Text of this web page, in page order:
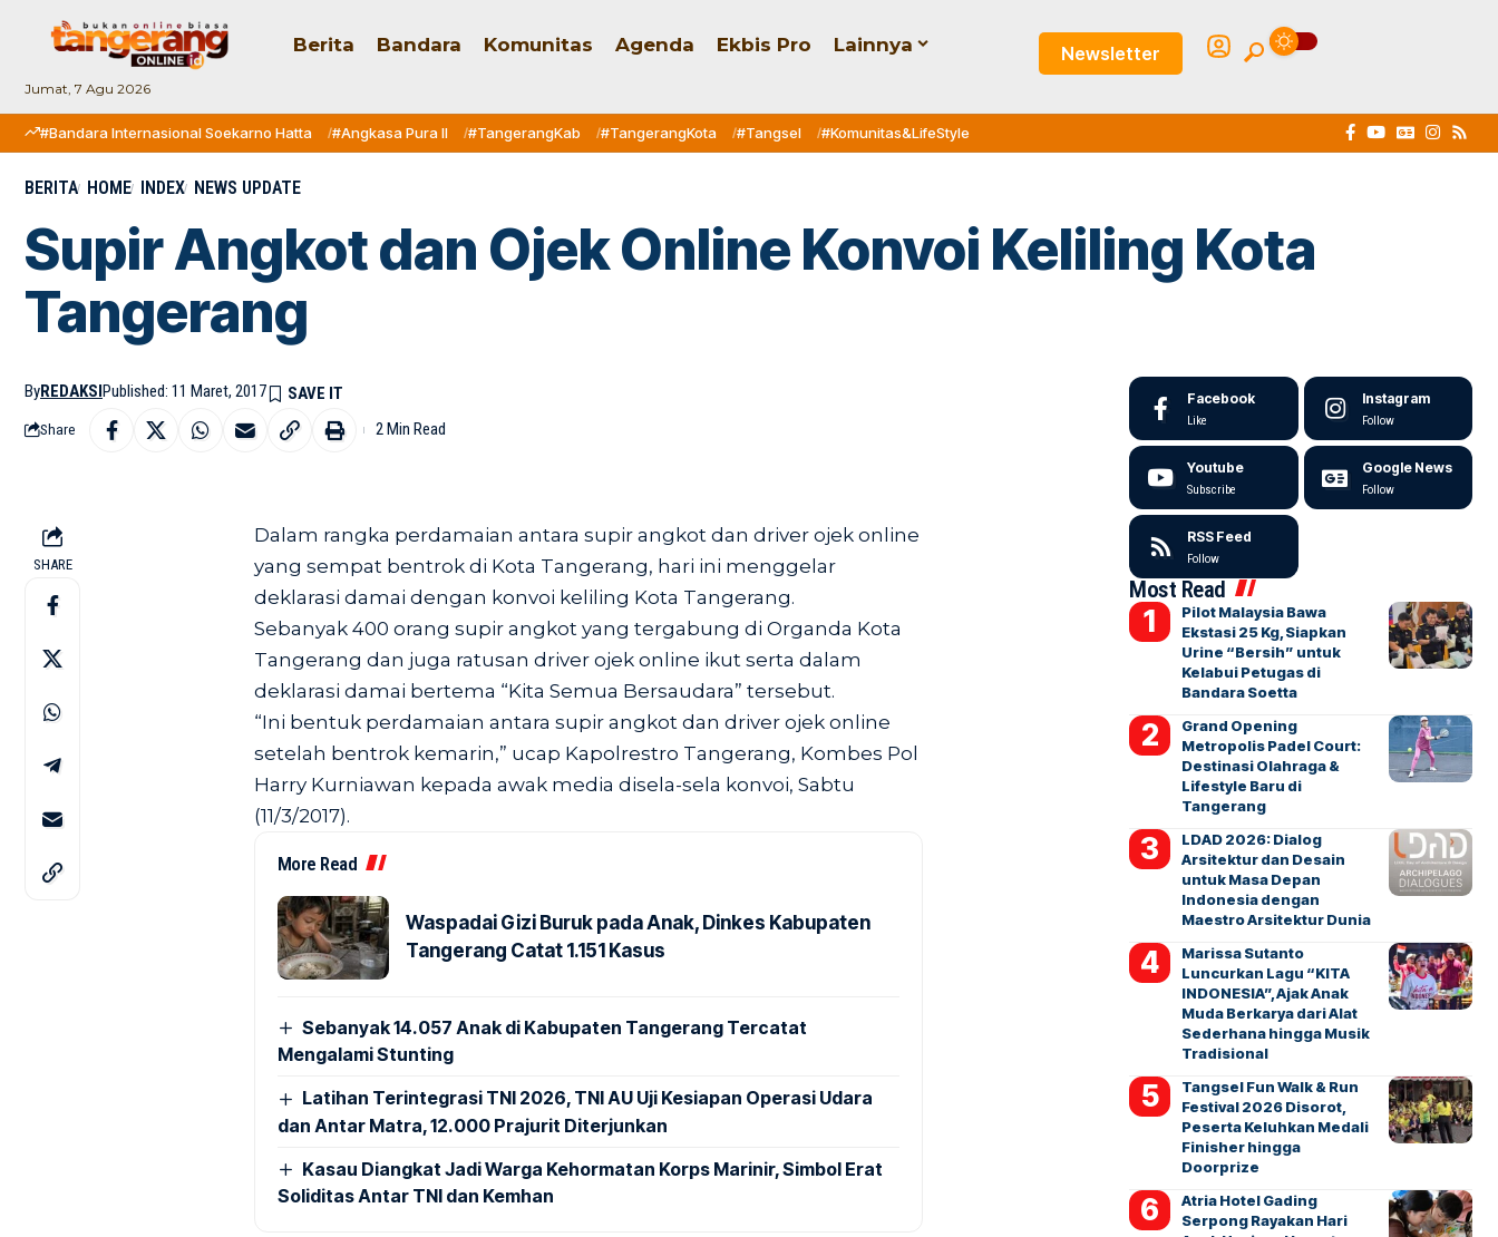
Jumat, 7 Agu 2026
Berita Bandara Komunitas Agenda Ekbis Pro Lainnya Newsletter
#Bandara Internasional Soekarno Hatta #Angkasa Pura II #TangerangKab #TangerangKota #Tangsel #Komunitas&LifeStyle
BERITA HOME INDEX NEWS UPDATE
Supir Angkot dan Ojek Online Konvoi Keliling Kota
Tangerang
ByREDAKSIPublished: 11 Maret, 2017
Share 2 Min Read
SHARE
Dalam rangka perdamaian antara supir angkot dan driver ojek online
yang sempat bentrok di Kota Tangerang, hari ini menggelar
deklarasi damai dengan konvoi keliling Kota Tangerang.
Sebanyak 400 orang supir angkot yang tergabung di Organda Kota
Tangerang dan juga ratusan driver ojek online ikut serta dalam
deklarasi damai bertema “Kita Semua Bersaudara” tersebut.
“Ini bentuk perdamaian antara supir angkot dan driver ojek online
setelah bentrok kemarin,” ucap Kapolrestro Tangerang, Kombes Pol
Harry Kurniawan kepada awak media disela-sela konvoi, Sabtu
(11/3/2017).
More Read
Waspadai Gizi Buruk pada Anak, Dinkes Kabupaten
Tangerang Catat 1.151 Kasus
Sebanyak 14.057 Anak di Kabupaten Tangerang Tercatat
Mengalami Stunting
Latihan Terintegrasi TNI 2026, TNI AU Uji Kesiapan Operasi Udara
dan Antar Matra, 12.000 Prajurit Diterjunkan
Kasau Diangkat Jadi Warga Kehormatan Korps Marinir, Simbol Erat
Soliditas Antar TNI dan Kemhan
Facebook
Like
Instagram
Follow
Youtube
Subscribe
Google News
Follow
RSS Feed
Follow
Most Read
Pilot Malaysia Bawa
Ekstasi 25 Kg, Siapkan
Urine “Bersih” untuk
Kelabui Petugas di
Bandara Soetta
Grand Opening
Metropolis Padel Court:
Destinasi Olahraga &
Lifestyle Baru di
Tangerang
LDAD 2026: Dialog
Arsitektur dan Desain
untuk Masa Depan
Indonesia dengan
Maestro Arsitektur Dunia
Marissa Sutanto
Luncurkan Lagu “KITA
INDONESIA”, Ajak Anak
Muda Berkarya dari Alat
Sederhana hingga Musik
Tradisional
Tangsel Fun Walk & Run
Festival 2026 Disorot,
Peserta Keluhkan Medali
Finisher hingga
Doorprize
Atria Hotel Gading
Serpong Rayakan Hari